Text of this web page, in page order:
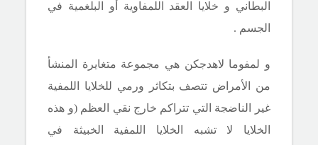
البطاني و خلايا العقد اللمفاوية أو البلغمية في
الجسم .
و لمفوما لاهدجكن هي مجموعة متغايرة المنشأ
من الأمراض تتصف بتكاثر ورمي للخلايا اللمفية
غير الناضجة التي تتراكم خارج نقي العظم (و هذه
الخلايا لا تشبه الخلايا اللمفية الخبيثة في